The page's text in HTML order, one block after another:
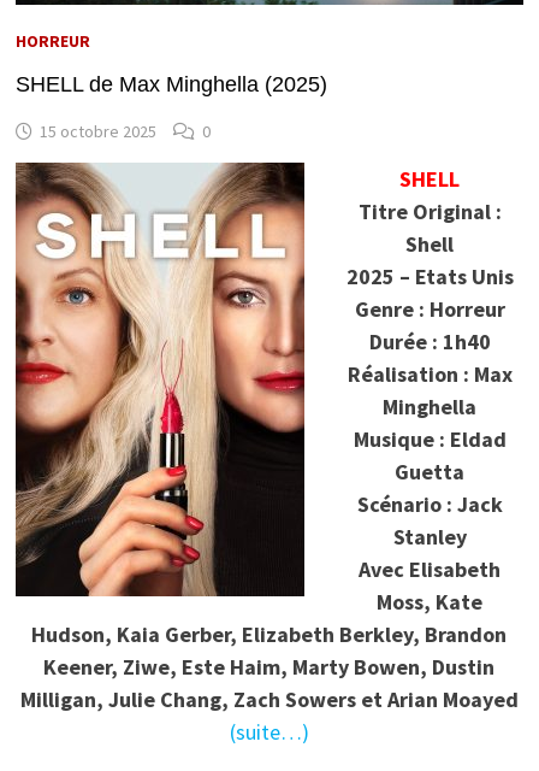
HORREUR
SHELL de Max Minghella (2025)
15 octobre 2025 0
SHELL
Titre Original :
Shell
2025 – Etats Unis
Genre : Horreur
Durée : 1h40
Réalisation : Max
Minghella
Musique : Eldad
Guetta
Scénario : Jack
Stanley
Avec Elisabeth
Moss, Kate
Hudson, Kaia Gerber, Elizabeth Berkley, Brandon
Keener, Ziwe, Este Haim, Marty Bowen, Dustin
Milligan, Julie Chang, Zach Sowers et Arian Moayed
(suite…)